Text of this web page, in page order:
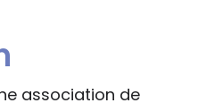
association de
prendre leurs